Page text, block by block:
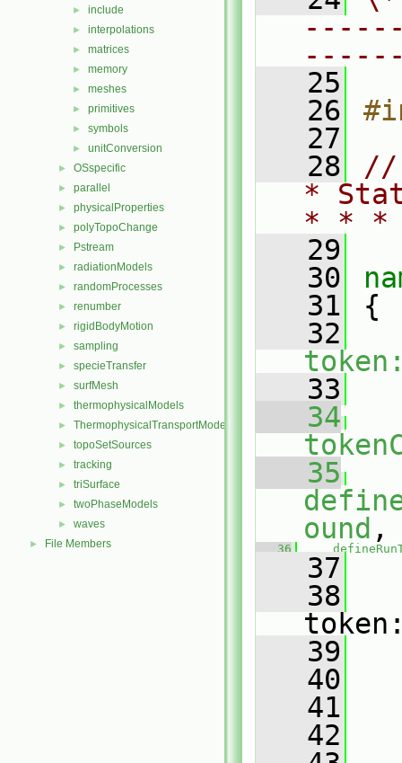
► include
► interpolations
► matrices
► memory
► meshes
► primitives
► symbols
► unitConversion
► OSspecific
► parallel
► physicalProperties
► polyTopoChange
► Pstream
► radiationModels
► randomProcesses
► renumber
► rigidBodyMotion
► sampling
► specieTransfer
► surfMesh
► thermophysicalModels
► ThermophysicalTransportModels
► topoSetSources
► tracking
► triSurface
► twoPhaseModels
► waves
► File Members
   25
   26
   27
   28
//
*
* *
   29
   30
   31
{
   32
   33
   34
   35
ound ,
   36
   37
   38
   39
   40
   41
   42